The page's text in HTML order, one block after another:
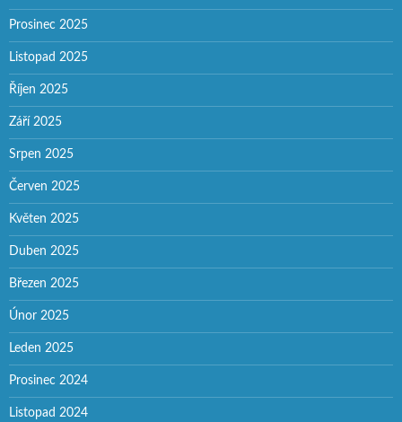
Prosinec 2025
Listopad 2025
Říjen 2025
Září 2025
Srpen 2025
Červen 2025
Květen 2025
Duben 2025
Březen 2025
Únor 2025
Leden 2025
Prosinec 2024
Listopad 2024